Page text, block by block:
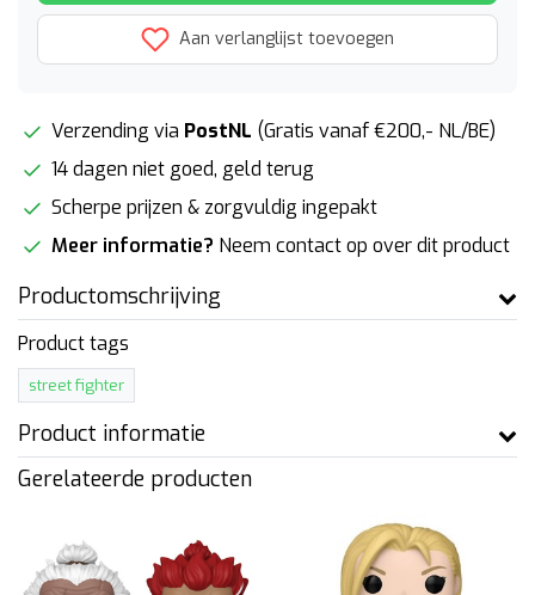
Aan verlanglijst toevoegen
Verzending via PostNL (Gratis vanaf €200,- NL/BE)
14 dagen niet goed, geld terug
Scherpe prijzen & zorgvuldig ingepakt
Meer informatie? Neem contact op over dit product
Productomschrijving
Product tags
street fighter
Product informatie
Gerelateerde producten